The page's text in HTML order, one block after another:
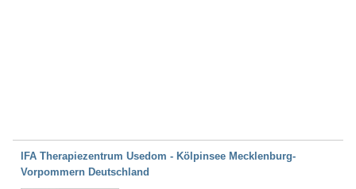
IFA Therapiezentrum Usedom - Kölpinsee Mecklenburg-
Vorpommern Deutschland